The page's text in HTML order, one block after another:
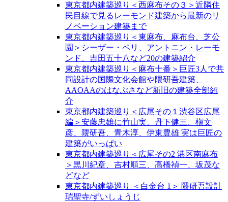
東京都内建築巡り＜西麻布その３＞近隣住
民目線で見るレーモンド建築から最新のリ
ノベーション建築まで
東京都内建築巡り＜東麻布、麻布台、芝公
園＞シーザー・ペリ、アントニン・レーモ
ンド、吉田五十八など20の建築紹介
東京都内建築巡り＜麻布十番＞巨匠3人で共
同設計の国際文化会館や隈研吾建築、
AAOAAのはなぶさなど新旧の建築全部紹
介
東京都内建築巡り＜広尾その１渋谷区広尾
編＞安藤忠雄に竹山実、丹下健三、槇文
彦、隈研吾、青木淳、伊東豊雄 実は巨匠の
建築がいっぱい
東京都内建築巡り＜広尾その2 港区南麻布
＞黒川紀章、吉村順三、高橋禎一、坂茂な
どなど
東京都内建築巡り ＜白金台 1＞ 隈研吾設計
瑞聖寺/ずいしょうじ